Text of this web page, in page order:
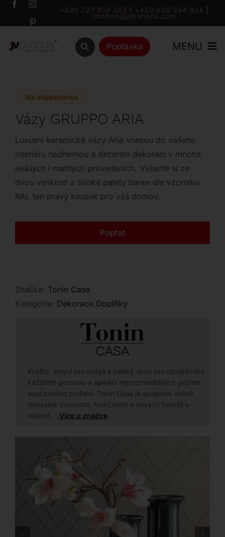
Přeskočit
+420 727 859 382 +420 606 354 934
obchod@jvpohoda.com
Poptávka MENU
Katalog
Značky
Outlet
Kontakt
Na objednávku
Vázy GRUPPO ARIA
Luxusní keramické vázy Aria vnesou do vašeho
interiéru nádhernou a decentní dekoraci v mnoha
lesklých i matných provedeních. Vyberte si ze
dvou velikostí a široké palety barev dle vzorníku
RAL ten pravý kousek pro váš domov.
Poptat
Značka: Tonin Casa
Kategorie: Dekorace,Doplňky
Kvalita, smysl pro detail a italský vkus pro ozvláštnění
každého prostoru a splnění nejrozmanitějších potřeb
současného bydlení. Tonin Casa je spojením vášně,
řemeslné zručnosti, funkčnosti a nových trendů v
oblasti… Více o značce